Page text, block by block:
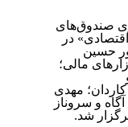
صندوق‌های
در
حسین
مالی؛
مهدی
و سروناز
شد.